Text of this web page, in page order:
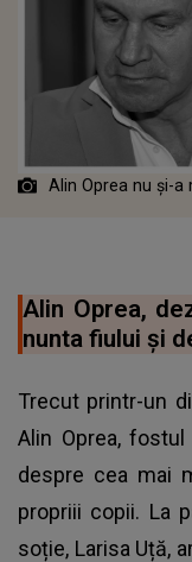
Alin Oprea nu și-
Alin Oprea,
nunta fiului și
Trecut printr-un
Alin Oprea,
despre cea mai
propriii copii. La
soție, Larisa Uță,